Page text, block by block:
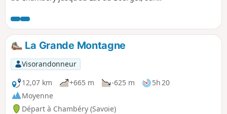
le Mont Blanc par temps clair.
La Grande Montagne
Visorandonneur
12,07 km
+665 m -625 m
5h 20
Moyenne
Départ à Chambéry (Savoie)